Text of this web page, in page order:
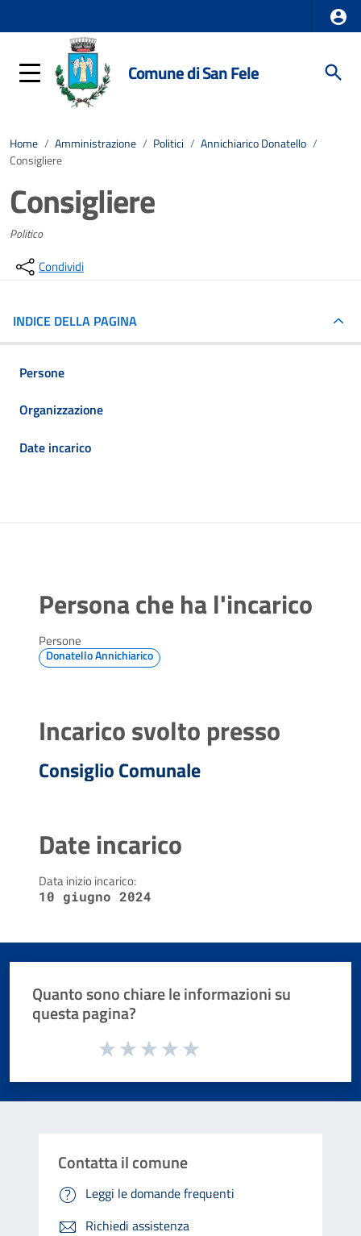
Comune di San Fele
Home / Amministrazione / Politici / Annichiarico Donatello /
Consigliere
Consigliere
Politico
Condividi
INDICE DELLA PAGINA
Persone
Organizzazione
Date incarico
Persona che ha l'incarico
Persone
Donatello Annichiarico
Incarico svolto presso
Consiglio Comunale
Date incarico
Data inizio incarico:
10 giugno 2024
Quanto sono chiare le informazioni su
questa pagina?
Valuta da 1 a 5 stelle la pagina
Contatta il comune
Leggi le domande frequenti
Richiedi assistenza